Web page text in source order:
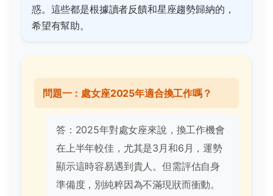
惑。這些都是根據讀者反饋和星座趨勢歸納的，
希望有幫助。
問題一：處女座2025年適合換工作嗎？
答：2025年對處女座來說，換工作機會
在上半年較佳，尤其是3月和6月，運勢
顯示這時容易遇到貴人。但需評估自身
準備度，別純粹因為不滿現狀而衝動。